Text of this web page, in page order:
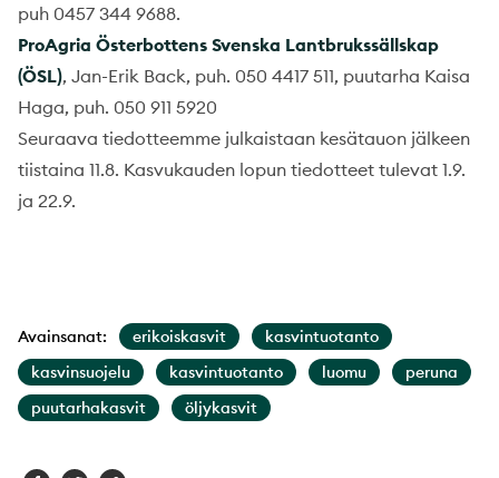
puh 0457 344 9688.
ProAgria Österbottens Svenska Lantbrukssällskap
(ÖSL), Jan-Erik Back, puh. 050 4417 511, puutarha Kaisa
Haga, puh. 050 911 5920
Seuraava tiedotteemme julkaistaan kesätauon jälkeen
tiistaina 11.8. Kasvukauden lopun tiedotteet tulevat 1.9.
ja 22.9.
Avainsanat: erikoiskasvit
kasvintuotanto
kasvinsuojelu
kasvintuotanto luomu
peruna
puutarhakasvit
öljykasvit